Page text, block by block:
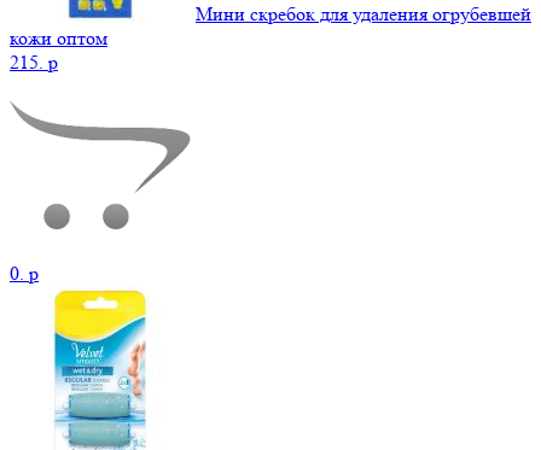
Мини скребок для удаления огрубевшей
кожи оптом
215. p
0. p